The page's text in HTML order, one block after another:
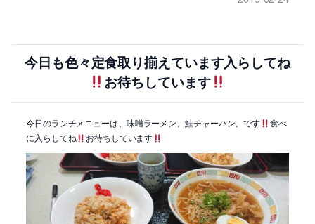
今日も色々定食取り揃えています入らしてね
お待ちしています
今日のランチメニューは、味噌ラーメン、鮭チャーハン、です
食べ
に入らしてね
お待ちしています